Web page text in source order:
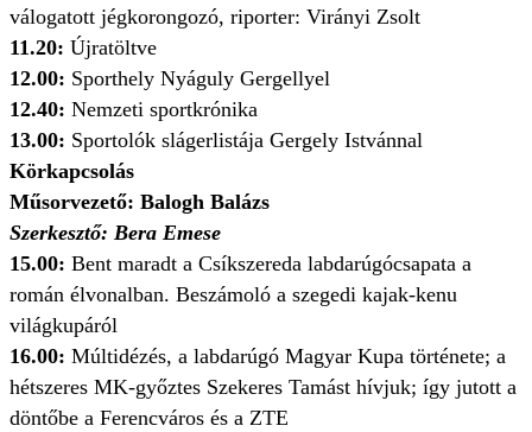
válogatott jégkorongozó, riporter: Virányi Zsolt
11.20: Újratöltve
12.00: Sporthely Nyáguly Gergellyel
12.40: Nemzeti sportkrónika
13.00: Sportolók slágerlistája Gergely Istvánnal
Körkapcsolás
Műsorvezető: Balogh Balázs
Szerkesztő: Bera Emese
15.00: Bent maradt a Csíkszereda labdarúgócsapata a
román élvonalban. Beszámoló a szegedi kajak-kenu
világkupáról
16.00: Múltidézés, a labdarúgó Magyar Kupa története; a
hétszeres MK-győztes Szekeres Tamást hívjuk; így jutott a
döntőbe a Ferencváros és a ZTE